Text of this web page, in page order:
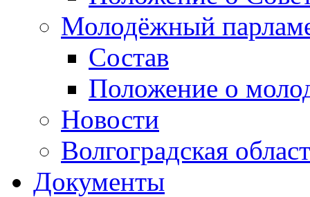
Молодёжный
Состав
Положение о
Новости
Волгоградская
Документы